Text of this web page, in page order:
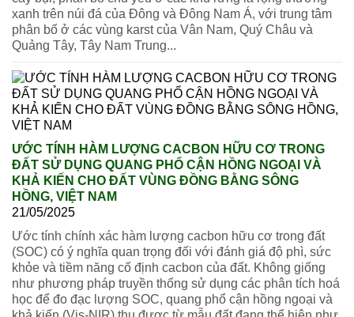
xanh trên núi đá của Đông và Đông Nam Á, với trung tâm
phân bố ở các vùng karst của Vân Nam, Quý Châu và
Quảng Tây, Tây Nam Trung...
ƯỚC TÍNH HÀM LƯỢNG CACBON HỮU CƠ TRONG
ĐẤT SỬ DỤNG QUANG PHỔ CẬN HỒNG NGOẠI VÀ
KHẢ KIẾN CHO ĐẤT VÙNG ĐỒNG BẰNG SÔNG
HỒNG, VIỆT NAM
21/05/2025
Ước tính chính xác hàm lượng cacbon hữu cơ trong đất
(SOC) có ý nghĩa quan trọng đối với đánh giá độ phì, sức
khỏe và tiềm năng cố định cacbon của đất. Không giống
như phương pháp truyền thống sử dụng các phân tích hoá
học để đo đạc lượng SOC, quang phổ cận hồng ngoại và